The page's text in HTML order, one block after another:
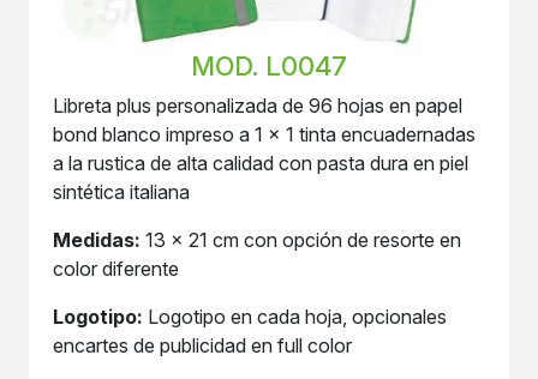
MOD. L0047
Libreta plus personalizada de 96 hojas en papel
bond blanco impreso a 1 x 1 tinta encuadernadas
a la rustica de alta calidad con pasta dura en piel
sintética italiana
Medidas: 13 x 21 cm con opción de resorte en
color diferente
Logotipo: Logotipo en cada hoja, opcionales
encartes de publicidad en full color